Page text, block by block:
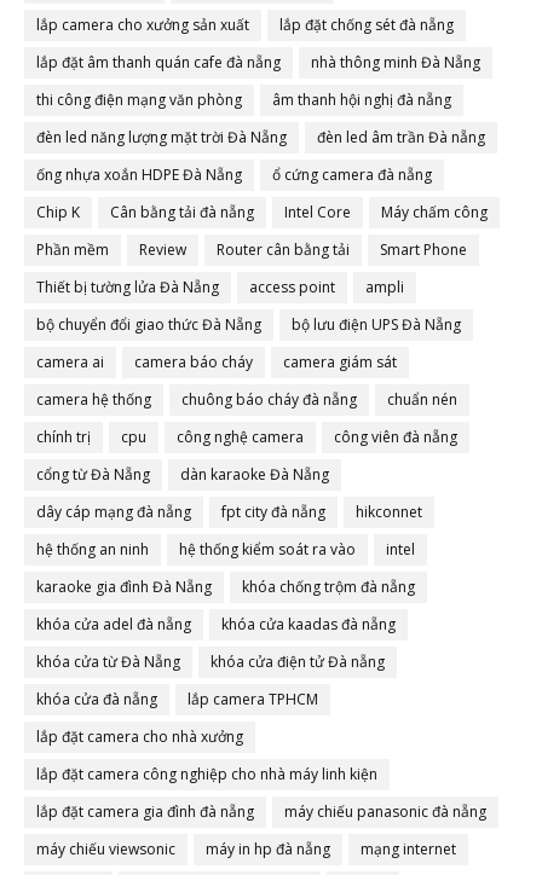
lắp camera cho xưởng sản xuất
lắp đặt chống sét đà nẵng
lắp đặt âm thanh quán cafe đà nẵng
nhà thông minh Đà Nẵng
thi công điện mạng văn phòng
âm thanh hội nghị đà nẵng
đèn led năng lượng mặt trời Đà Nẵng
đèn led âm trần Đà nẵng
ống nhựa xoắn HDPE Đà Nẵng
ổ cứng camera đà nẵng
Chip K
Cân bằng tải đà nẵng Intel Core
Máy chấm công
Phần mềm
Review Router cân bằng tải
Smart Phone
Thiết bị tường lửa Đà Nẵng
access point
ampli
bộ chuyển đổi giao thức Đà Nẵng
bộ lưu điện UPS Đà Nẵng
camera ai
camera báo cháy
camera giám sát
camera hệ thống
chuông báo cháy đà nẵng
chuẩn nén
chính trị
cpu công nghệ camera
công viên đà nẵng
cổng từ Đà Nẵng
dàn karaoke Đà Nẵng
dây cáp mạng đà nẵng
fpt city đà nẵng
hikconnet
hệ thống an ninh
hệ thống kiểm soát ra vào
intel
karaoke gia đình Đà Nẵng
khóa chống trộm đà nẵng
khóa cửa adel đà nẵng
khóa cửa kaadas đà nẵng
khóa cửa từ Đà Nẵng
khóa cửa điện tử Đà nẵng
khóa cửa đà nẵng
lắp camera TPHCM
lắp đặt camera cho nhà xưởng
lắp đặt camera công nghiệp cho nhà máy linh kiện
lắp đặt camera gia đình đà nẵng
máy chiếu panasonic đà nẵng
máy chiếu viewsonic
máy in hp đà nẵng
mạng internet